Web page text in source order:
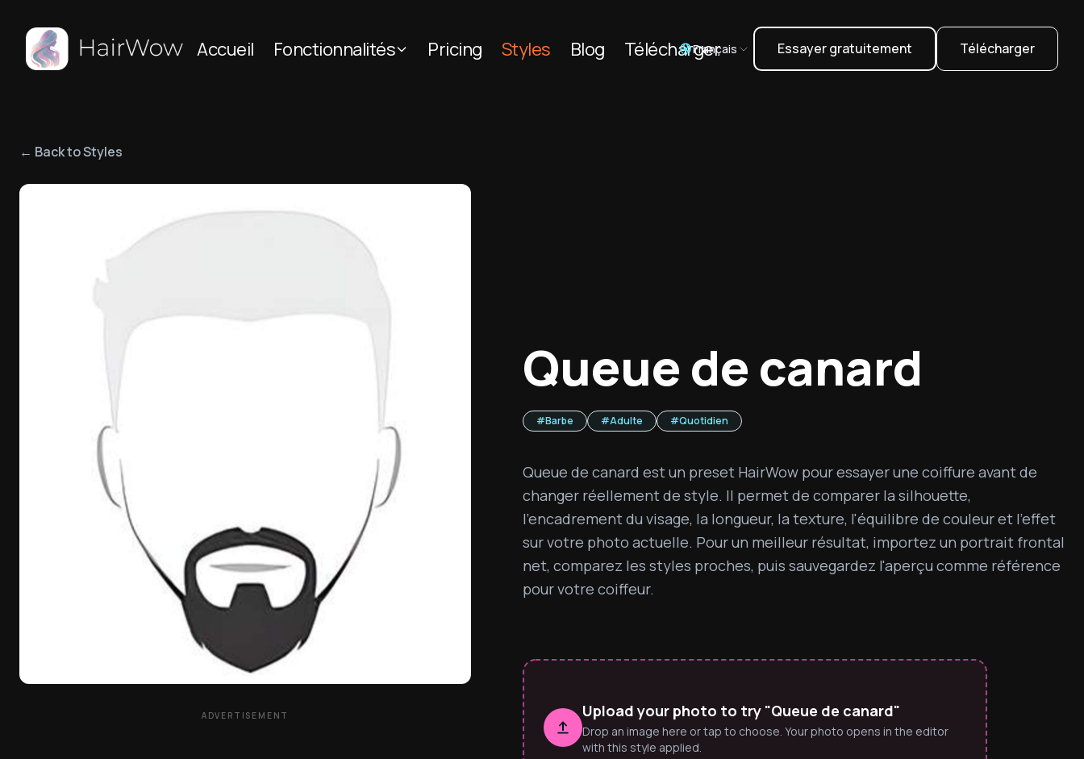
Accueil Fonctionnalités Pricing Styles Blog Télécharger
Français Essayer gratuitement Télécharger
← Back to Styles
ADVERTISEMENT
Queue de canard
#Barbe #Adulte #Quotidien
Queue de canard est un preset HairWow pour essayer une coiffure avant de
changer réellement de style. Il permet de comparer la silhouette,
l'encadrement du visage, la longueur, la texture, l'équilibre de couleur et l'effet
sur votre photo actuelle. Pour un meilleur résultat, importez un portrait frontal
net, comparez les styles proches, puis sauvegardez l'aperçu comme référence
pour votre coiffeur.
Upload your photo to try "Queue de canard"
Drop an image here or tap to choose. Your photo opens in the editor
with this style applied.